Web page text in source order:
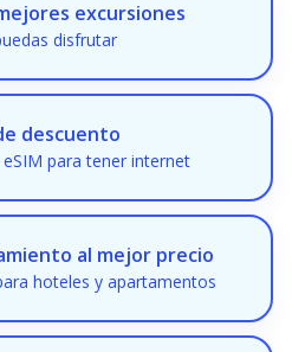
excursiones
disfrutar
descuento
para tener internet
al mejor precio
hoteles y apartamentos